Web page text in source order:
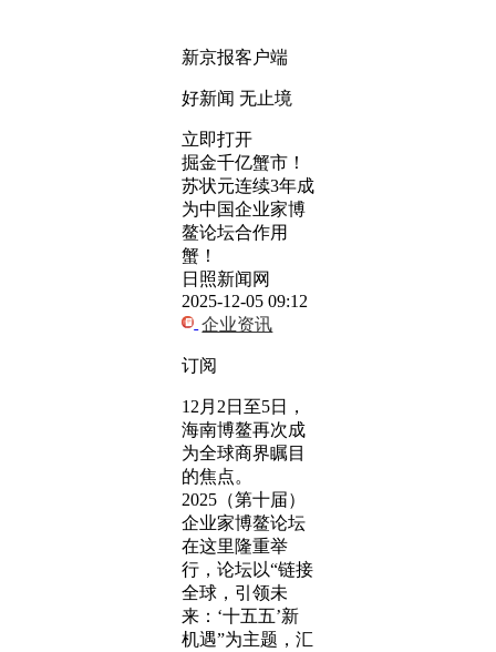
新京报客户端
好新闻 无止境
立即打开
掘金千亿蟹市！
苏状元连续3年成
为中国企业家博
鳌论坛合作用
蟹！
日照新闻网
2025-12-05 09:12
企业资讯
订阅
12月2日至5日，
海南博鳌再次成
为全球商界瞩目
的焦点。
2025（第十届）
企业家博鳌论坛
在这里隆重举
行，论坛以“链接
全球，引领未
来：‘十五五’新
机遇”为主题，汇